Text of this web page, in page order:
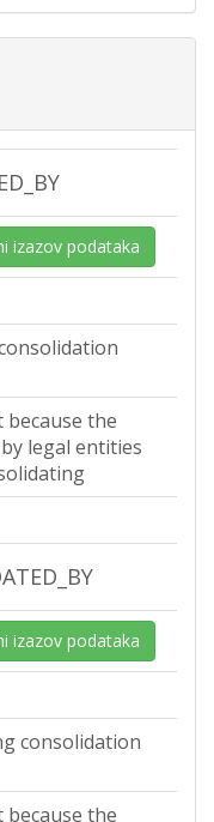
izazov podataka
the
legal entities
izazov podataka
consolidation
the